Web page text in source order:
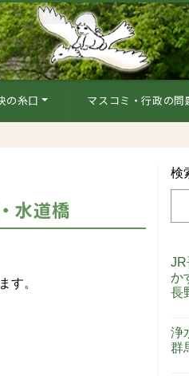
の糸口 マスコミ・行政の問
水道橋
す。
検
か
長
浄
群